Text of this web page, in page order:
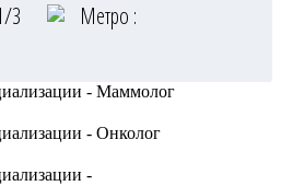
3
Метро :
- Маммолог
- Онколог
-